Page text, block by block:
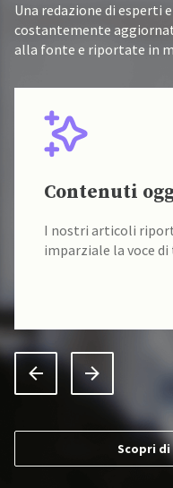
Una redazione di esperti
costantemente
alla fonte e riportate in
Contenuti
I nostri articoli
imparziale la voce
Scopri di